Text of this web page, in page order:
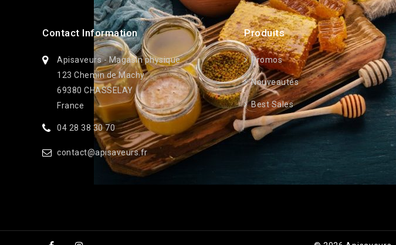
Contact Information
Apisaveurs - Magasin physique
123 Chemin de Machy
69380 CHASSELAY
France
04 28 38 30 70
contact@apisaveurs.fr
Produits
Promos
Nouveautés
Best Sales